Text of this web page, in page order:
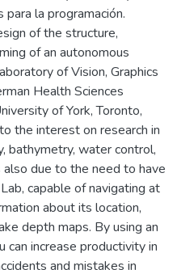
para la programación.
of the structure,
of an autonomous
of Vision, Graphics
Health Sciences
of York, Toronto,
the interest on research in
bathymetry, water control,
due to the need to have
capable of navigating at
about its location,
depth maps. By using an
can increase productivity in
and mistakes in